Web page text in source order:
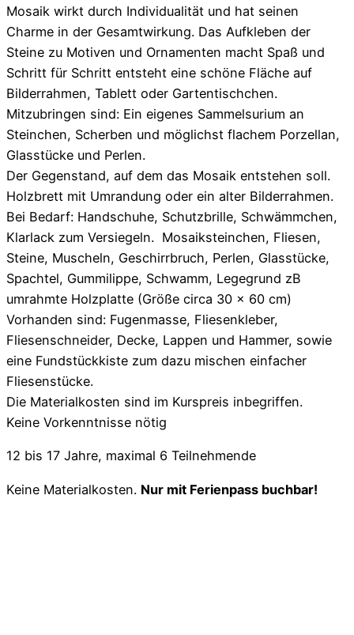
Mosaik wirkt durch Individualität und hat seinen
Charme in der Gesamtwirkung. Das Aufkleben der
Steine zu Motiven und Ornamenten macht Spaß und
Schritt für Schritt entsteht eine schöne Fläche auf
Bilderrahmen, Tablett oder Gartentischchen.
Mitzubringen sind: Ein eigenes Sammelsurium an
Steinchen, Scherben und möglichst flachem Porzellan,
Glasstücke und Perlen.
Der Gegenstand, auf dem das Mosaik entstehen soll.
Holzbrett mit Umrandung oder ein alter Bilderrahmen.
Bei Bedarf: Handschuhe, Schutzbrille, Schwämmchen,
Klarlack zum Versiegeln. Mosaiksteinchen, Fliesen,
Steine, Muscheln, Geschirrbruch, Perlen, Glasstücke,
Spachtel, Gummilippe, Schwamm, Legegrund zB
umrahmte Holzplatte (Größe circa 30 x 60 cm)
Vorhanden sind: Fugenmasse, Fliesenkleber,
Fliesenschneider, Decke, Lappen und Hammer, sowie
eine Fundstückkiste zum dazu mischen einfacher
Fliesenstücke.
Die Materialkosten sind im Kurspreis inbegriffen.
Keine Vorkenntnisse nötig
12 bis 17 Jahre, maximal 6 Teilnehmende
Keine Materialkosten. Nur mit Ferienpass buchbar!